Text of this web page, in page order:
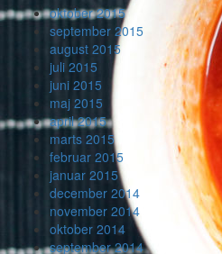
oktober 2015
september 2015
august 2015
juli 2015
juni 2015
maj 2015
april 2015
marts 2015
februar 2015
januar 2015
december 2014
november 2014
oktober 2014
september 2014